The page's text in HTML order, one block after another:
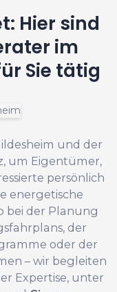
Hier sind
im
Sie tätig
und der
um Eigentümer,
persönlich
energetische
bei der Planung
der
oder der
– wir begleiten
Expertise, unter